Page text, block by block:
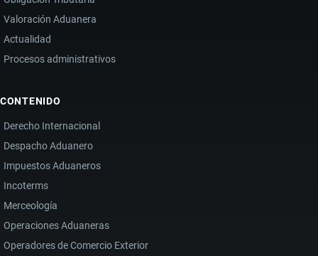
Valoración Aduanera
Actualidad
Procesos administrativos
CONTENIDO
Derecho Internacional
Despacho Aduanero
Impuestos Aduaneros
Incoterms
Merceología
Operaciones Aduaneras
Operadores de Comercio Exterior